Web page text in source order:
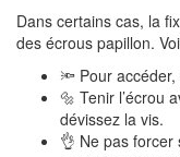
Dans certains cas, la
des écrous papillon.
🔦 Pour
🔩 Tenir l’écrou
dévissez la vis.
👌 Ne pas forcer